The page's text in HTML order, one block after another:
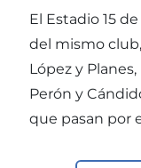
El Estadio 15
del mismo
López y
Perón y
que pasan por